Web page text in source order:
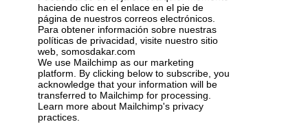
haciendo clic en el enlace en el pie de
página de nuestros correos electrónicos.
Para obtener información sobre nuestras
políticas de privacidad, visite nuestro sitio
web, somosdakar.com
We use Mailchimp as our marketing
platform. By clicking below to subscribe, you
acknowledge that your information will be
transferred to Mailchimp for processing.
Learn more about Mailchimp's privacy
practices.